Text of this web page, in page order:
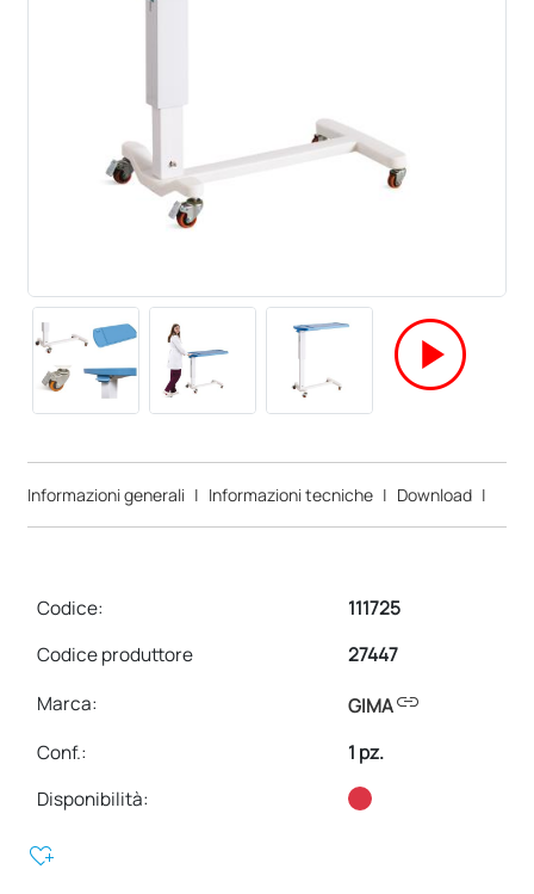
play_circle
Informazioni generali | Informazioni tecniche | Download |
Codice:
111725
Codice produttore
27447
Marca:
GIMAlink
Conf.:
1 pz.
Disponibilità:
heart_plus